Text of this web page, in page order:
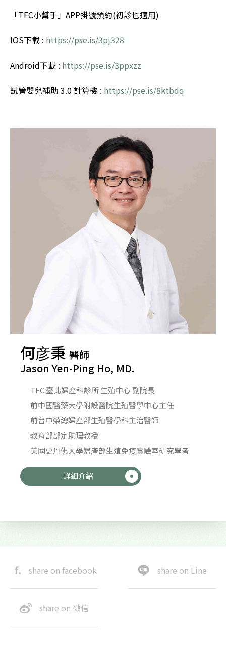
「TFC小幫手」APP掛號預約(初診也適用)
IOS下載 : https://pse.is/3pj328
Android下載 : https://pse.is/3ppxzz
試管嬰兒補助 3.0 計算機 : https://pse.is/8ktbdq
何彦秉醫師
Jason Yen-Ping Ho, MD.
TFC 臺北婦產科診所 生殖中心 副院長
前中國醫藥大學附設醫院生殖醫學中心主任
前台中榮總婦產部生殖醫學科主治醫師
教育部部定助理教授
美國史丹佛大學婦產部生殖免疫實驗室研究學者
詳細介紹
share on facebook share on Line
share on 微信